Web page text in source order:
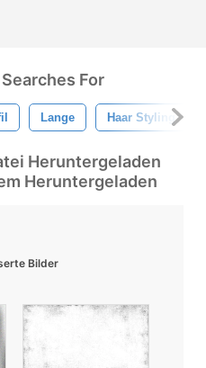
For
Lange Haar Styling
Heruntergeladen
Heruntergeladen
Bilder